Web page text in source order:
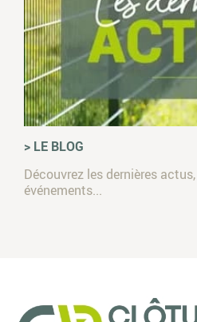
> LE BLOG
Découvrez les dernières
événements...